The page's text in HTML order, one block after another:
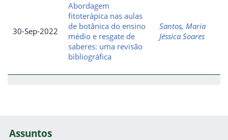
30-Sep-2022
Abordagem
fitoterápica nas aulas
de botânica do ensino
médio e resgate de
saberes: uma revisão
bibliográfica
Santos, Maria
Jéssica Soares
Assuntos